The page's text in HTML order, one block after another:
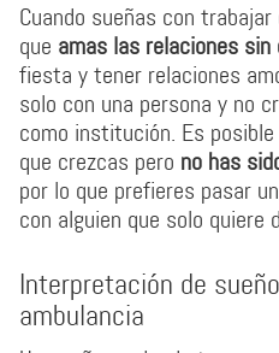
Cuando sueñas con
que amas las relaciones sin
fiesta y tener relaciones
solo con una persona y no
como institución. Es
que crezcas pero no has
por lo que prefieres pasar
con alguien que solo quiere
Interpretación de
ambulancia